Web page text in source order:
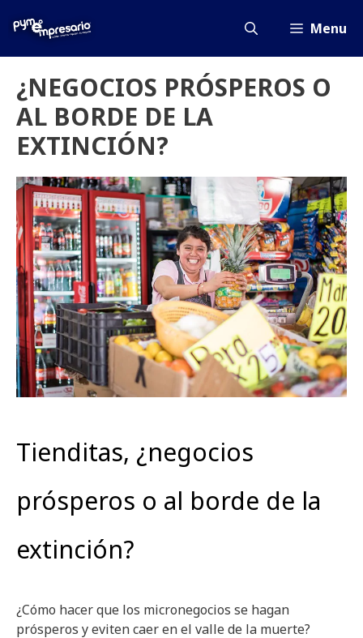
Menu
¿NEGOCIOS PRÓSPEROS O
AL BORDE DE LA
EXTINCIÓN?
Tienditas, ¿negocios
prósperos o al borde de la
extinción?
¿Cómo hacer que los micronegocios se hagan
prósperos y eviten caer en el valle de la muerte?